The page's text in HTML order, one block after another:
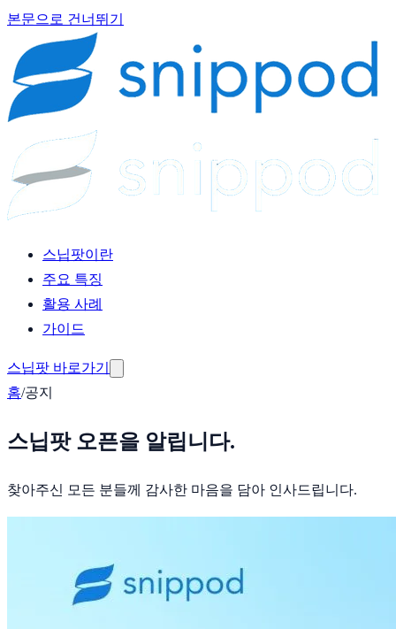
본문으로 건너뛰기
스닙팟이란
주요 특징
활용 사례
가이드
스닙팟 바로가기
홈/공지
스닙팟 오픈을 알립니다.
찾아주신 모든 분들께 감사한 마음을 담아 인사드립니다.